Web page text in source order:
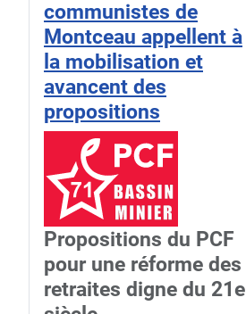
communistes de
Montceau appellent à
la mobilisation et
avancent des
propositions
Propositions du PCF
pour une réforme des
retraites digne du 21e